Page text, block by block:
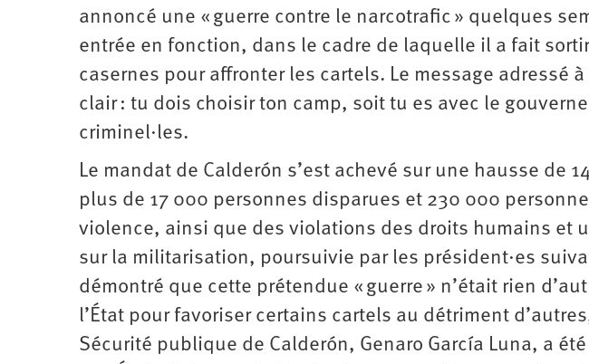
annoncé une « guerre contre le narcotrafic » quelques
entrée en fonction, dans le cadre de laquelle il a fait
casernes pour affronter les cartels. Le message adressé
clair : tu dois choisir ton camp, soit tu es avec le
criminel·les.
Le mandat de Calderón s’est achevé sur une hausse de
plus de 17 000 personnes disparues et 230 000
violence, ainsi que des violations des droits humains et
sur la militarisation, poursuivie par les président·es
démontré que cette prétendue « guerre » n’était rien
l’État pour favoriser certains cartels au détriment
Sécurité publique de Calderón, Genaro García Luna, a